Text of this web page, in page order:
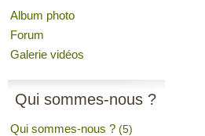
Album photo
Forum
Galerie vidéos
Qui sommes-nous ?
Qui sommes-nous ? (5)